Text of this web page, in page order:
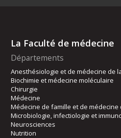
La Faculté de médecine
Départements
Anesthésiologie et de médecine de
Biochimie et médecine moléculaire
Chirurgie
Médecine
Médecine de famille et de médecine
Microbiologie, infectiologie et
Neurosciences
Nutrition